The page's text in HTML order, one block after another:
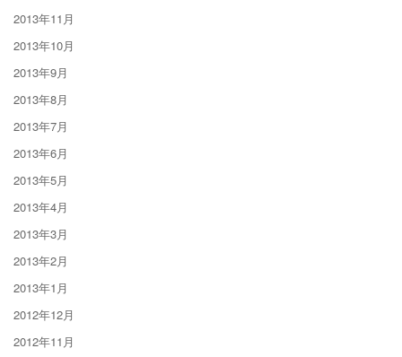
2013年11月
2013年10月
2013年9月
2013年8月
2013年7月
2013年6月
2013年5月
2013年4月
2013年3月
2013年2月
2013年1月
2012年12月
2012年11月